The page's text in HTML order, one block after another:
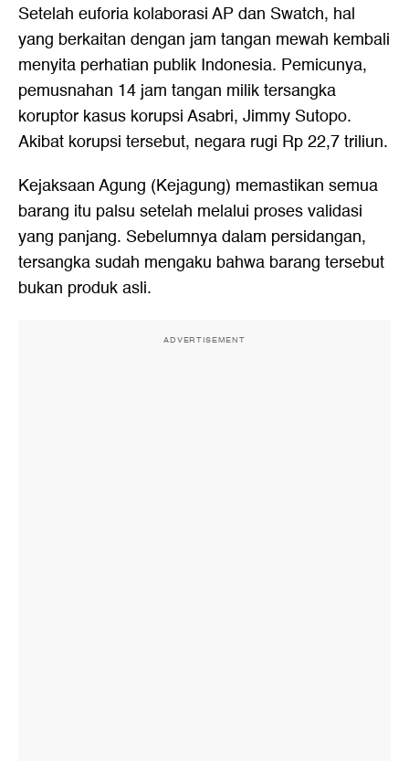
Setelah euforia kolaborasi AP dan Swatch, hal
yang berkaitan dengan jam tangan mewah kembali
menyita perhatian publik Indonesia. Pemicunya,
pemusnahan 14 jam tangan milik tersangka
koruptor kasus korupsi Asabri, Jimmy Sutopo.
Akibat korupsi tersebut, negara rugi Rp 22,7 triliun.
Kejaksaan Agung (Kejagung) memastikan semua
barang itu palsu setelah melalui proses validasi
yang panjang. Sebelumnya dalam persidangan,
tersangka sudah mengaku bahwa barang tersebut
bukan produk asli.
ADVERTISEMENT